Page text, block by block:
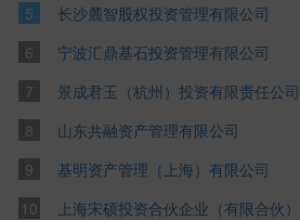
长沙麓智股权投资管理有限公司
宁波汇鼎基石投资管理有限公司
景成君玉（杭州）投资有限责任公司
山东共融资产管理有限公司
基明资产管理（上海）有限公司
上海宋硕投资合伙企业（有限合伙）